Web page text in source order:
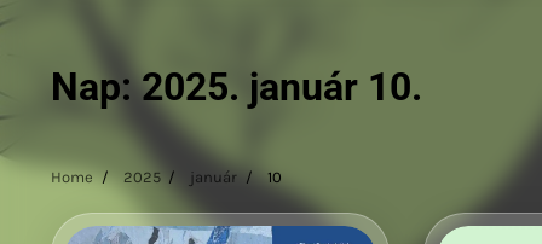
Nap:2025. január 10.
Home 2025 január 10